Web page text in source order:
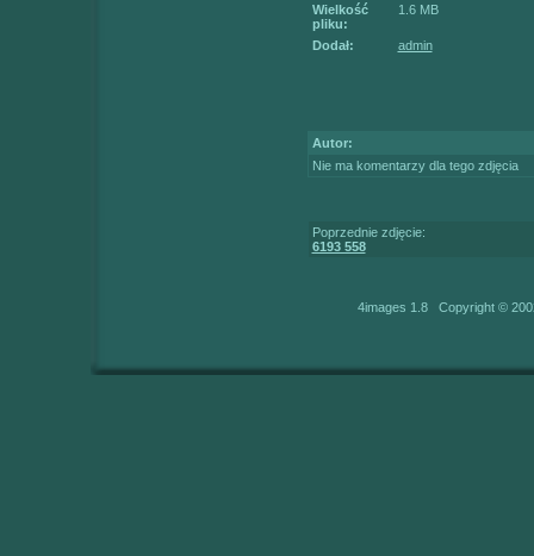
Wielkość
pliku:
1.6 MB
Dodał: admin
Autor:
Nie ma komentarzy dla tego zdjęcia
Poprzednie zdjęcie:
6193 558
4images 1.8 Copyright ©